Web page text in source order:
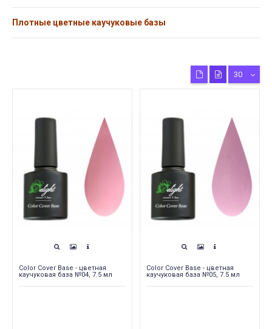
Плотные цветные каучуковые базы
30
Color Cover Base - цветная
каучуковая база №04, 7.5 мл
Color Cover Base - цветная
каучуковая база №05, 7.5 мл